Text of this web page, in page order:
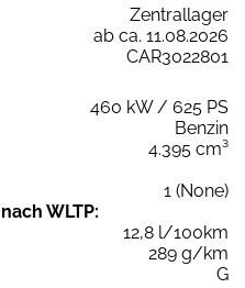
Zentrallager
ab ca. 11.08.2026
CAR3022801
460 kW / 625 PS
Benzin
4.395 cm³
1 (None)
WLTP:
12,8 l/100km
289 g/km
G